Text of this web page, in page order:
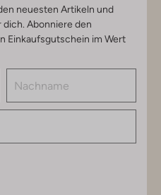
neuesten Artikeln und
Abonniere den
Einkaufsgutschein im Wert